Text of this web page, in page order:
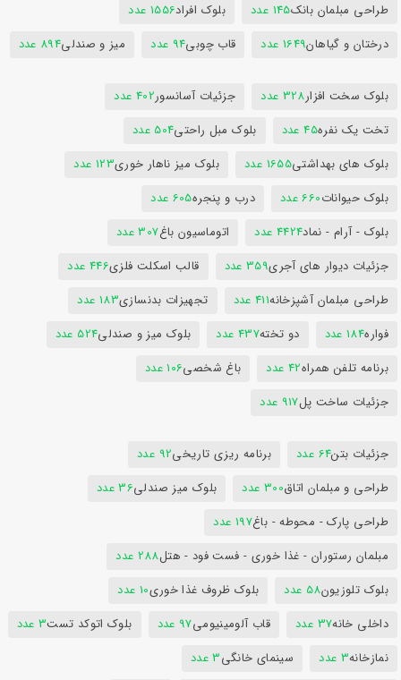
طراحی مبلمان بانک145 عدد بلوک افراد1556 عدد
درختان و گیاهان1649 عدد قاب چوبی94 عدد میز و صندلی894 عدد
بلوک سخت افزار328 عدد جزئیات آسانسور402 عدد
تخت یک نفره45 عدد بلوک مبل راحتی504 عدد
بلوک های بهداشتی1655 عدد بلوک میز ناهار خوری123 عدد
بلوک حیوانات660 عدد درب و پنجره605 عدد
بلوک - آرام - نماد4424 عدد اتوماسیون باغ307 عدد
جزئیات دیوار های آجری359 عدد قالب اسکلت فلزی446 عدد
طراحی مبلمان آشپزخانه411 عدد تجهیزات بدنسازی183 عدد
فواره184 عدد دو تخته437 عدد بلوک میز و صندلی524 عدد
برنامه تلفن همراه42 عدد باغ شخصی106 عدد
جزئیات ساخت پل917 عدد
جزئیات بتن64 عدد برنامه ریزی تاریخی92 عدد
طراحی و مبلمان اتاق300 عدد بلوک میز صندلی36 عدد
طراحی پارک - محوطه - باغ197 عدد
مبلمان رستوران - غذا خوری - فست فود - هتل288 عدد
بلوک تلوزیون58 عدد بلوک ظروف غذا خوری10 عدد
داخلی خانه37 عدد قاب آلومینیومی97 عدد بلوک اتوکد تست3 عدد
نمازخانه3 عدد سینمای خانگی3 عدد